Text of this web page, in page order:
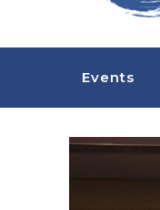
Events